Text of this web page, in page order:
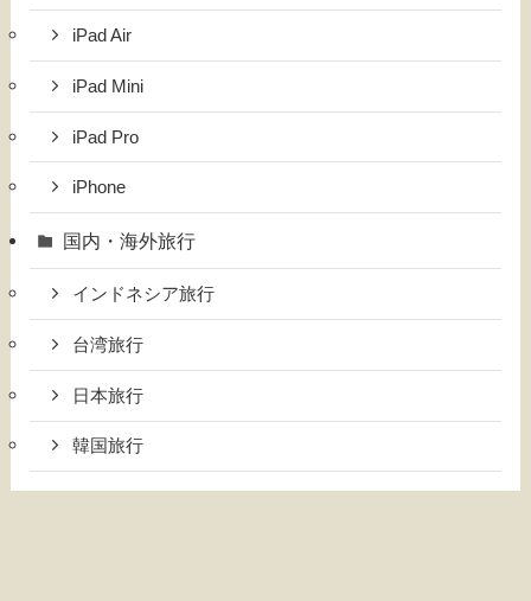
iPad Air
iPad Mini
iPad Pro
iPhone
国内・海外旅行
インドネシア旅行
台湾旅行
日本旅行
韓国旅行